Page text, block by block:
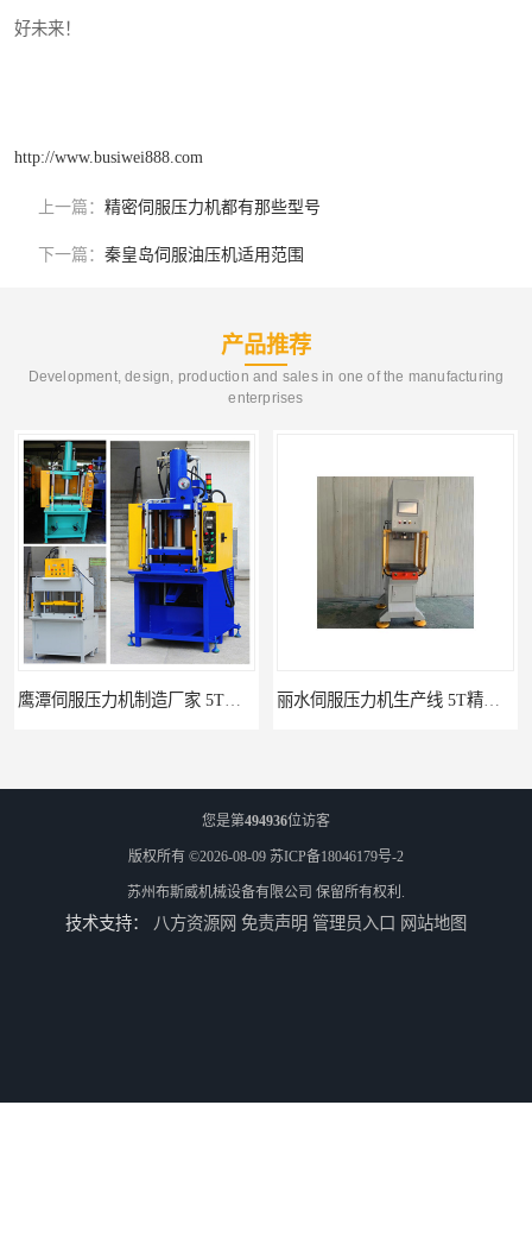
好未来！
http://www.busiwei888.com
上一篇： 精密伺服压力机都有那些型号
下一篇： 秦皇岛伺服油压机适用范围
产品推荐
Development, design, production and sales in one of the manufacturing
enterprises
您是第494936位访客
版权所有 ©2026-08-09 苏ICP备18046179号-2
苏州布斯威机械设备有限公司 保留所有权利.
技术支持： 八方资源网 免责声明 管理员入口 网站地图